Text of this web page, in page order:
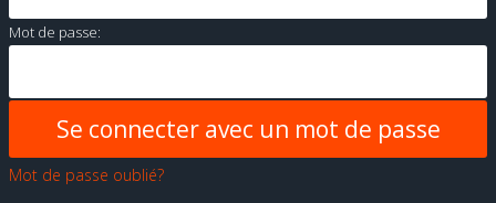
Mot de passe:
Mot de passe oublié?